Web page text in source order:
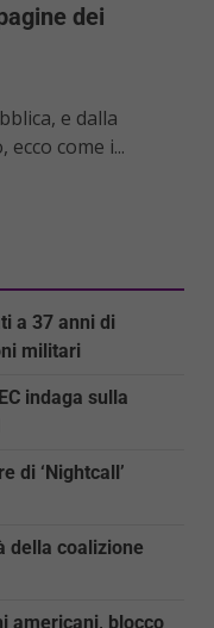
dei
e dalla
come i...
a 37 anni di
militari
indaga sulla
di ‘Nightcall’
della coalizione
americani, blocco